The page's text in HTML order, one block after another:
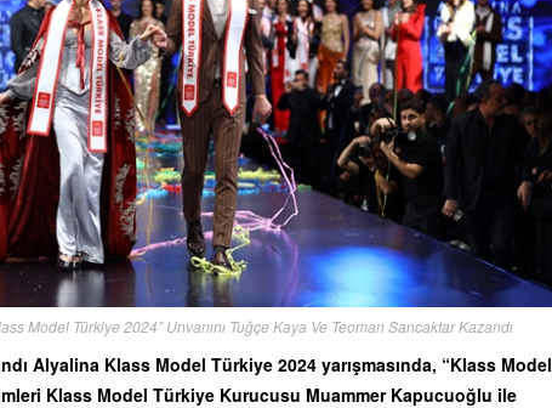
Model Türkiye 2024” Unvanını Tuğçe Kaya Ve Teoman Sancaktar Kazandı
Alyalina Klass Model Türkiye 2024 yarışmasında, “Klass Model
Klass Model Türkiye Kurucusu Muammer Kapucuoğlu ile